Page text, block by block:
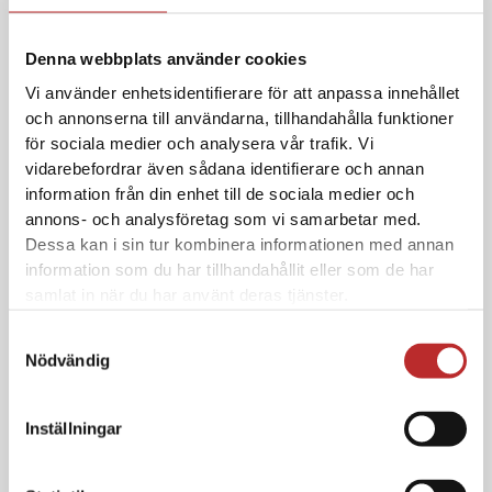
Denna webbplats använder cookies
Vi använder enhetsidentifierare för att anpassa innehållet
och annonserna till användarna, tillhandahålla funktioner
för sociala medier och analysera vår trafik. Vi
vidarebefordrar även sådana identifierare och annan
information från din enhet till de sociala medier och
annons- och analysföretag som vi samarbetar med.
Dessa kan i sin tur kombinera informationen med annan
information som du har tillhandahållit eller som de har
Nödvändig
Inställningar
Sök NIU
Nyheter
Måndagen den 8 juni kl. 14:00 springer våra studenter